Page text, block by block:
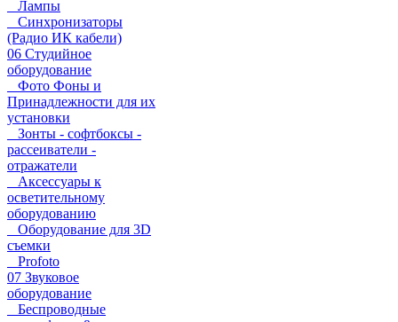
Лампы
Синхронизаторы
(Радио ИК кабели)
06 Студийное
оборудование
Фото Фоны и
Принадлежности для их
установки
Зонты - софтбоксы -
рассеиватели -
отражатели
Аксессуары к
осветительному
оборудованию
Оборудование для 3D
съемки
Profoto
07 Звуковое
оборудование
Беспроводные